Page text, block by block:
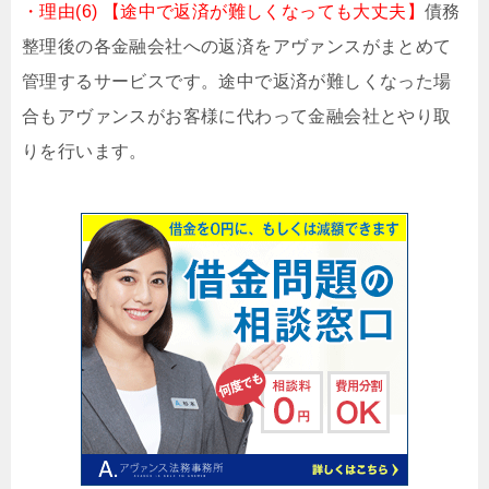
・理由(6) 【途中で返済が難しくなっても大丈夫】 債務
整理後の各金融会社への返済をアヴァンスがまとめて
管理するサービスです。途中で返済が難しくなった場
合もアヴァンスがお客様に代わって金融会社とやり取
りを行います。